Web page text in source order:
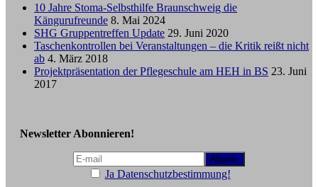
10 Jahre Stoma-Selbsthilfe Braunschweig die
Kängurufreunde 8. Mai 2024
SHG Gruppentreffen Update 29. Juni 2020
Taschenkontrollen bei Veranstaltungen – die Kritik reißt nicht
ab 4. März 2018
Projektpräsentation der Pflegeschule am HEH in BS 23. Juni
2017
Newsletter Abonnieren!
Ja Datenschutzbestimmung!